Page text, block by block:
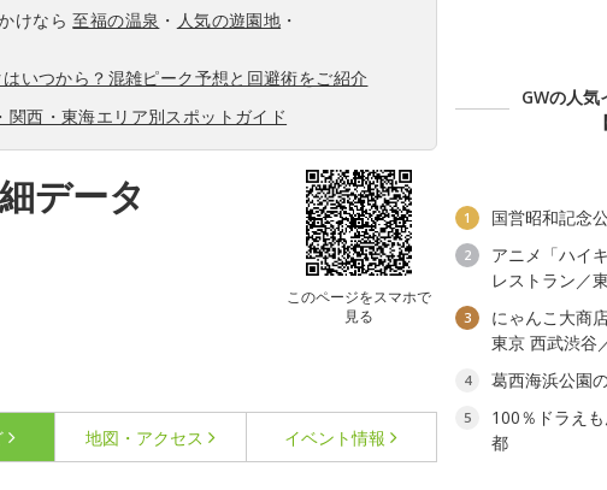
けなら至福の温泉 ・ 人気の遊園地 ・
いつから？混雑ピーク予想と回避術をご紹介
西・東海エリア別スポットガイド
データ
このページをスマホで
見る
地図・アクセス イベント情報
GWの人気
1 国営昭和記念
2
アニメ「ハイ
レストラン／
3
にゃんこ大商
東京 西武渋谷
4 葛西海浜公園
5
100％ドラえ
都